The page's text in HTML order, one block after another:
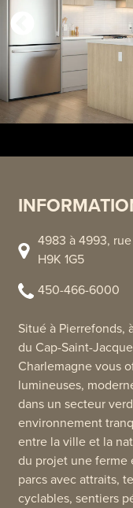
4983 à 4993,
H9K 1G5
450-466-6000
Situé à Pierrefonds,
du Cap-Saint-
Charlemagne vous
lumineuses,
dans un secteur
environnement
entre la ville et la
du projet une ferme
parcs avec attraits,
cyclables, sentiers